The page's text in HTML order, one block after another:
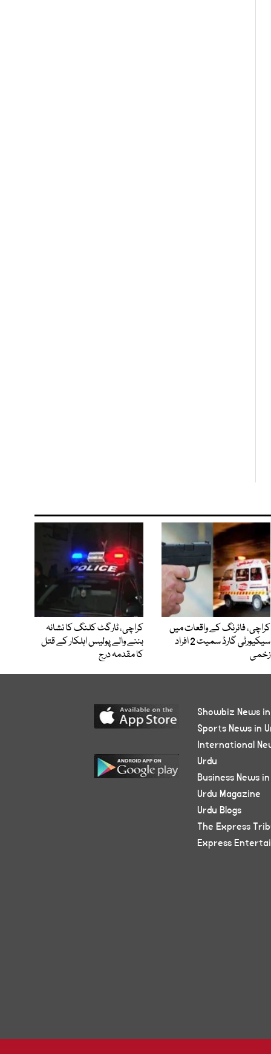
کراچی، فائرنگ کے واقعات میں
سیکیورٹی گارڈ سمیت 2 افراد
زخمی
کراچی، ٹارگٹ کلنگ کا نشانہ
بننے والے پولیس اہلکار کے قتل
کا مقدمہ درج
Showbiz News
Sports News in
International
Urdu
Business News
Urdu Magazine
Urdu Blogs
The Express
Express